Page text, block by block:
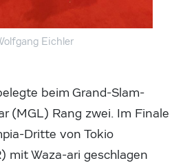
Eichler
beim Grand-Slam-
(MGL) Rang zwei. Im Finale
Dritte von Tokio
mit Waza-ari geschlagen